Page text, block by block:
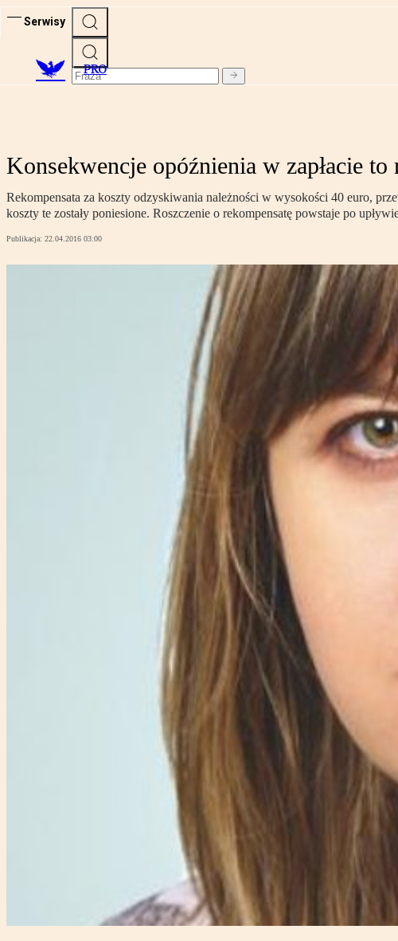
Serwisy
PRO
Konsekwencje opóźnienia w zapłacie
Rekompensata za koszty odzyskiwania należności w wysokości 40 euro,
koszty te zostały poniesione. Roszczenie o rekompensatę powstaje po
Publikacja: 22.04.2016 03:00